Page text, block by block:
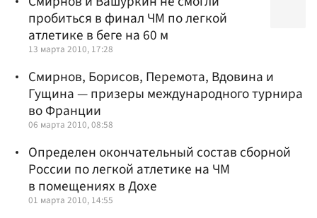
пробиться в финал ЧМ по легкой
атлетике в беге на 60 м
13 марта 2010, 17:28
Смирнов, Борисов, Перемота, Вдовина и
Гущина — призеры международного турнира
во Франции
06 марта 2010, 08:58
Определен окончательный состав сборной
России по легкой атлетике на ЧМ
в помещениях в Дохе
01 марта 2010, 14:55